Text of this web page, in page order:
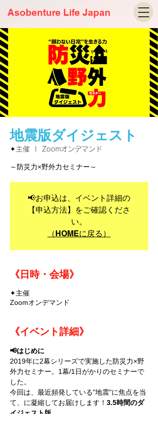
Asobenture Life Japan
地震版ダイジェスト
✦主催 Zoomオンデマンド
～防災力×野外力セミナー～
📢お申込は、イベント詳細の
【申込方法】をご確認くださ
い。
（HOMEに戻る）
《日時・会場》
✦主催
Zoomオンデマンド
《イベント詳細》
📢はじめに
2019年に2幕シリーズで実施した防災力×野
外力セミナー。1幕/1日がかりのセミナーで
した。
今回は、最近頻発している"地震"に焦点を当
て、 に凝縮してお届けします！ 3.5時間のダ
イジェスト版